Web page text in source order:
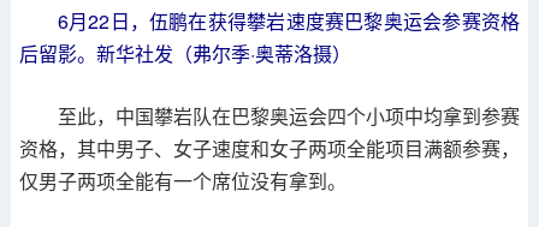
6月22日，伍鹏在获得攀岩速度赛巴黎奥运会参赛资格
后留影。新华社发（弗尔季·奥蒂洛摄）
至此，中国攀岩队在巴黎奥运会四个小项中均拿到参赛
资格，其中男子、女子速度和女子两项全能项目满额参赛，
仅男子两项全能有一个席位没有拿到。